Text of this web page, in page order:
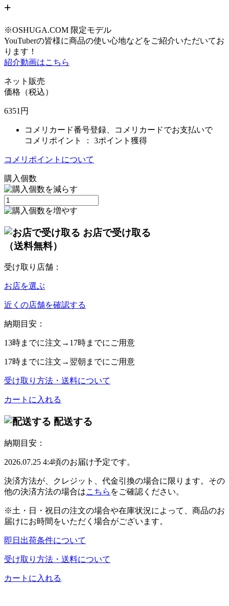
+
※OSHUGA.COM 限定モデル
YouTuberの皆様に商品の使い心地などをご紹介いただいてお
ります！
紹介動画はこちら
ネット販売
価格（税込）
6351 円
コメリカード番号登録、コメリカードでお支払いで
コメリポイント ： 3ポイント獲得
コメリポイントについて
購入個数
お店で受け取る
（送料無料）
受け取り店舗：
お店を選ぶ
近くの店舗を確認する
納期目安：
13時までに注文→ 17時までにご用意
17時までに注文→ 翌朝 までにご用意
受け取り方法・送料について
カートに入れる
配送する
納期目安：
2026.07.25 4:4頃のお届け予定です。
決済方法が、クレジット、代金引換の場合に限ります。その
他の決済方法の場合はこちら をご確認ください。
※土・日・祝日の注文の場合や在庫状況によって、商品のお
届けにお時間をいただく場合がございます。
即日出荷条件について
受け取り方法・送料について
カートに入れる